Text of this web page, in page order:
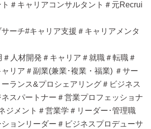
＃キャリアコンサルタント＃元Recrui
ーチ#キャリア支援＃キャリアメンタ
＃人材開発＃キャリア＃就職＃転職＃
リア＃副業(兼業･複業・福業) ＃サー
ーランス&プロシェアリング＃ビジネス
スパートナー＃営業プロフェッショナ
ジメント＃営業学＃リーダー･管理職
ョンリーダー＃ビジネスプロデューサ